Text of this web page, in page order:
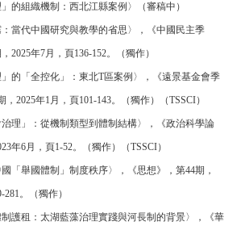
」的組織機制：西北江縣案例〉（審稿中）
：當代中國研究與教學的省思〉，《中國民主季
2025年7月，頁136-152。（獨作）
」的「全控化」：東北T區案例〉，《遠景基金會季
，2025年1月，頁101-143。（獨作）（TSSCI）
治理」：從機制類型到體制結構〉，《政治科學論
年6月，頁1-52。（獨作）（TSSCI）
國「舉國體制」制度秩序〉，《思想》，第44期，
。（獨作）
制護租：太湖藍藻治理實踐與河長制的背景〉，《華